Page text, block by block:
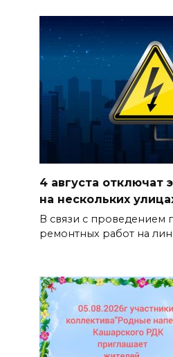
4 августа отключат
на нескольких
В связи с проведением
ремонтных работ на